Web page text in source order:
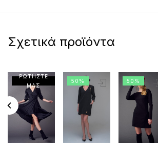
Σχετικά προϊόντα
ΡΩΤΗΣΤΕ
ΜΑΣ
50% 50%